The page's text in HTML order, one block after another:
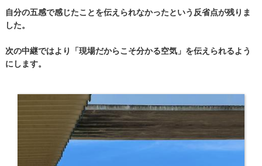
自分の五感で感じたことを伝えられなかったという反省点が残りま
した。
次の中継ではより「現場だからこそ分かる空気」を伝えられるよう
にします。